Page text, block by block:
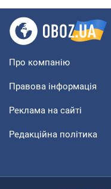
Про компанію
Правова інформація
Реклама на сайті
Редакційна політика